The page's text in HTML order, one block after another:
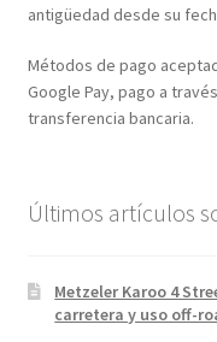
antigüedad desde su
Métodos de pago
Google Pay, pago a
transferencia bancaria.
Últimos artículos
Metzeler Karoo 4
carretera y uso off-